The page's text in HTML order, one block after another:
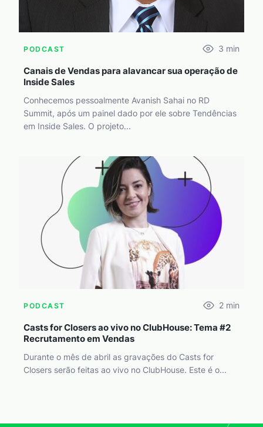
PODCAST 3 min
Canais de Vendas para alavancar sua operação de
Inside Sales
Conhecemos pessoalmente Avanish Sahai no RD
Summit, após um painel dado por ele sobre Tendências
em Inside Sales. O projeto...
PODCAST 2 min
Casts for Closers ao vivo no ClubHouse: Tema #2
Recrutamento em Vendas
Durante o mês de abril as gravações do Casts for
Closers serão feitas ao vivo no ClubHouse. Este é o...